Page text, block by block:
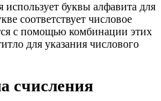
использует буквы алфавита для
соответствует числовое
с помощью комбинации этих
для указания числового
счисления